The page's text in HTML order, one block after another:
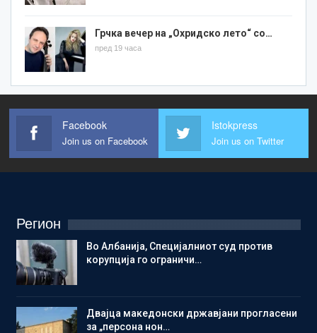
Грчка вечер на „Охридско лето“ со…
пред 19 часа
Facebook
Join us on Facebook
Istokpress
Join us on Twitter
Регион
Во Албанија, Специјалниот суд против
корупција го ограничи…
Двајца македонски државјани прогласени
за „персона нон…